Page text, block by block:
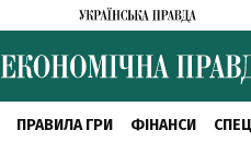
ПРАВИЛА ГРИ ФІНАНСИ